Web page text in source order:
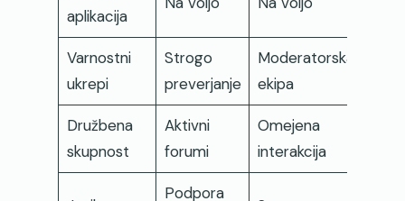
aplikacija
Varnostni
ukrepi
Strogo
preverjanje
Moderatorska
ekipa
Družbena
skupnost
Aktivni
forumi
Omejena
interakcija
Podpora